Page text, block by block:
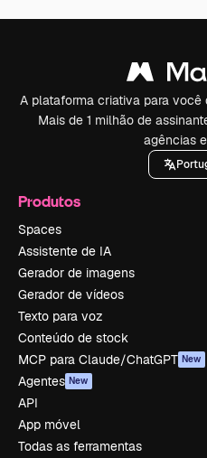
A plataforma criativa para
Mais de 1 milhão de
agências
Produtos
Spaces
Assistente de IA
Gerador de imagens
Gerador de vídeos
Texto para voz
Conteúdo de stock
MCP para Claude/ChatGPT New
Agentes New
API
App móvel
Todas as ferramentas